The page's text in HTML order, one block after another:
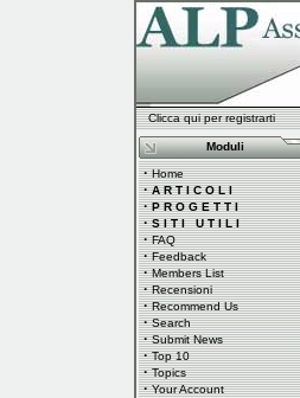
Clicca qui per registrarti
Moduli
· Home
· A R T I C O L I
· P R O G E T T I
· S I T I U T I L I
· FAQ
· Feedback
· Members List
· Recensioni
· Recommend Us
· Search
· Submit News
· Top 10
· Topics
· Your Account